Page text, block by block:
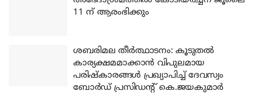
11 ന് ആരംഭിക്കും
ശബരിമല തീര്‍ത്ഥാടനം: കൂടുതല്‍
കാര്യക്ഷമമാക്കാന്‍ വിപുലമായ
പരിഷ്‌കാരങ്ങള്‍ പ്രഖ്യാപിച്ച് ദേവസ്വം
ബോര്‍ഡ് പ്രസിഡന്റ് കെ.ജയകുമാര്‍